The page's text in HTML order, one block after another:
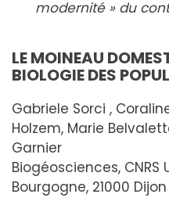
modernité » du
LE MOINEAU
BIOLOGIE DES
Gabriele Sorci ,
Holzem, Marie
Garnier
Biogéosciences, CNRS
Bourgogne, 21000 Dijon